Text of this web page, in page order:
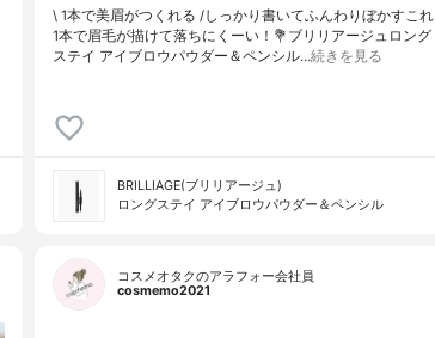
\ 1本で美眉がつくれる /⁡しっかり書いてふんわりぼかすこれ
1本で眉毛が描けて落ちにくーい！⁡⁡💐ブリリアージュロング
ステイ アイブロウパウダー＆ペンシル⁡⁡…続きを見る
BRILLIAGE(ブリリアージュ)
ロングステイ アイブロウパウダー＆ペンシル
コスメオタクのアラフォー会社員
cosmemo2021